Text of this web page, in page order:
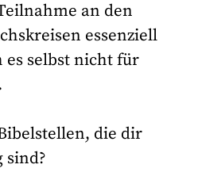
an den
essenziell
es selbst nicht für
die dir
sind?